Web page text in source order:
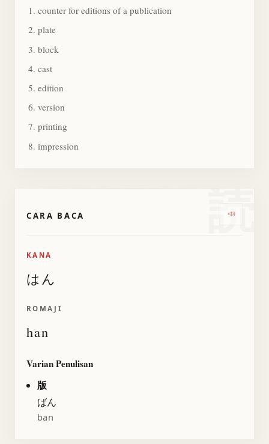
counter for editions of a publication
plate
block
cast
edition
version
printing
impression
読
CARA BACA
KANA
はん
ROMAJI
han
Varian Penulisan
版
ばん
ban